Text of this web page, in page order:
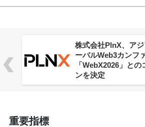
株式会社PlnX、ア
ーバルWeb3カンフ
「WebX2026」と
ンを決定
重要指標